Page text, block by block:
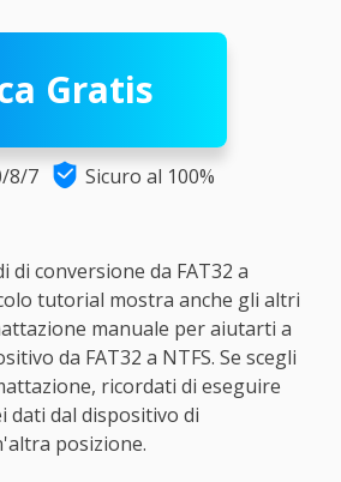
Gratis
8/7  Sicuro al 100%
di conversione da FAT32 a
tutorial mostra anche gli altri
manuale per aiutarti a
da FAT32 a NTFS. Se scegli
ricordati di eseguire
dati dal dispositivo di
posizione.